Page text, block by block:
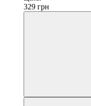
329 грн